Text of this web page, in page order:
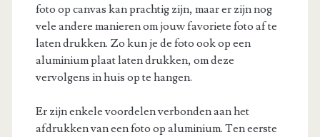
foto op canvas kan prachtig zijn, maar er zijn nog
vele andere manieren om jouw favoriete foto af te
laten drukken. Zo kun je de foto ook op een
aluminium plaat laten drukken, om deze
vervolgens in huis op te hangen.
Er zijn enkele voordelen verbonden aan het
afdrukken van een foto op aluminium. Ten eerste